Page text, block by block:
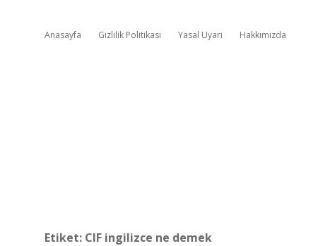
Anasayfa Gizlilik Politikası Yasal Uyarı Hakkımızda
Etiket: CIF ingilizce ne demek